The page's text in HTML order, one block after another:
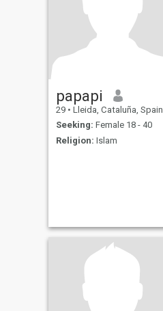
papapi
29 • Lleida, Cataluña, Spain
Seeking: Female 18 - 40
Religion: Islam